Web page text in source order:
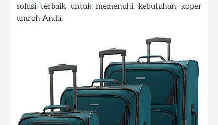
solusi terbaik untuk memenuhi kebutuhan koper
umroh Anda.